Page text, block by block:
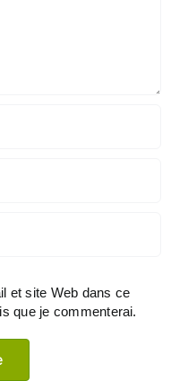
et site Web dans ce
que je commenterai.